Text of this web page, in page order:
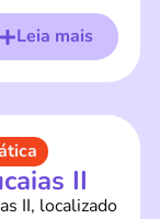
Leia mais
II
II, localizado